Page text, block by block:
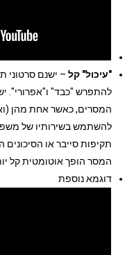
"עיכול" קל – ישנם סרטוני
להתפרש "כבד" ו"אפרורי".
המסרים, כאשר אחת מהן
להשתמש בשירותיו של
תקיפות סייבר או
המסר הופך אוטומטית קל
דוגמא נוספת